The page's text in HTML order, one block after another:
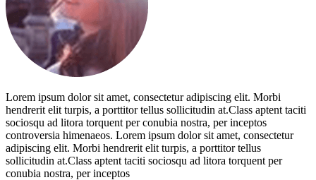
Lorem ipsum dolor sit amet, consectetur adipiscing elit. Morbi
hendrerit elit turpis, a porttitor tellus sollicitudin at.Class aptent taciti
sociosqu ad litora torquent per conubia nostra, per inceptos
controversia himenaeos. Lorem ipsum dolor sit amet, consectetur
adipiscing elit. Morbi hendrerit elit turpis, a porttitor tellus
sollicitudin at.Class aptent taciti sociosqu ad litora torquent per
conubia nostra, per inceptos